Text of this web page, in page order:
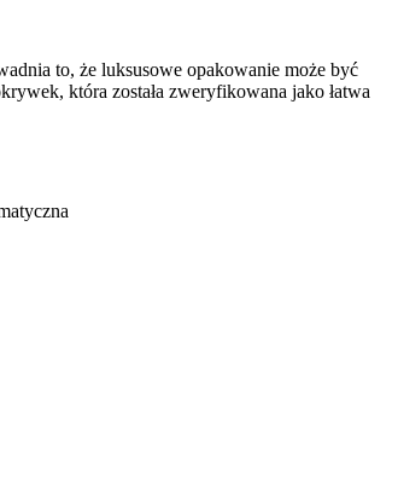
to, że luksusowe opakowanie może być
która została zweryfikowana jako łatwa